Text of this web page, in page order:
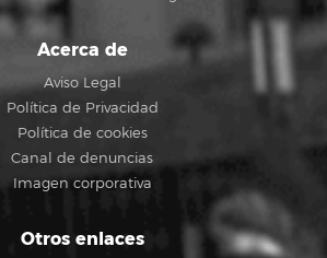
Acerca de
Aviso Legal
Política de Privacidad
Política de cookies
Canal de denuncias
Imagen corporativa
Otros enlaces